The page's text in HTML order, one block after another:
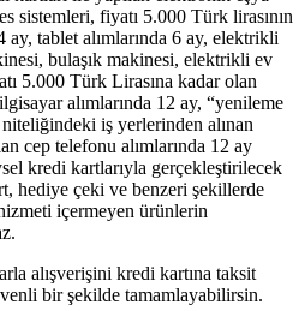
sistemleri, fiyatı 5.000 Türk lirasının
tablet alımlarında 6 ay, elektrikli
bulaşık makinesi, elektrikli ev
5.000 Türk Lirasına kadar olan
alımlarında 12 ay, “yenileme
iş yerlerinden alınan
cep telefonu alımlarında 12 ay
kredi kartlarıyla gerçekleştirilecek
hediye çeki ve benzeri şekillerde
içermeyen ürünlerin
alışverişini kredi kartına taksit
bir şekilde tamamlayabilirsin.